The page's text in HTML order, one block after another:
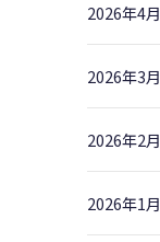
2026年4月
2026年3月
2026年2月
2026年1月